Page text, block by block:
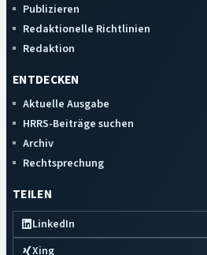
Publizieren
Redaktionelle Richtlinien
Redaktion
ENTDECKEN
Aktuelle Ausgabe
HRRS-Beiträge suchen
Archiv
Rechtsprechung
TEILEN
LinkedIn
Xing